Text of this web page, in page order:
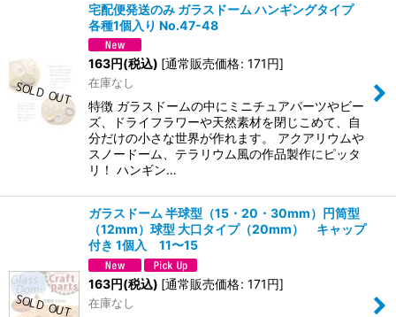
宅配便発送のみ ガラスドーム ハンギングタイプ
各種1個入り No.47-48
163円(税込) [通常販売価格: 171円]
在庫なし
特徴 ガラスドームの中にミニチュアパーツやビー
ズ、ドライフラワーや天然素材を閉じこめて、自
分だけの小さな世界が作れます。 アクアリウムや
スノードーム、テラリウム風の作品製作にピッタ
リ！ ハンギン…
ガラスドーム 半球型（15・20・30mm）円筒型
（12mm）球型 大口タイプ（20mm） キャップ
付き 1個入 11〜15
163円(税込) [通常販売価格: 171円]
在庫なし